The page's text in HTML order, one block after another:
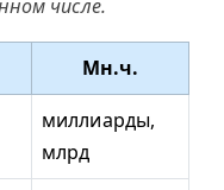
числе.
Мн.ч.
миллиарды,
млрд